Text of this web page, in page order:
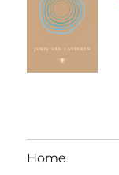
Home